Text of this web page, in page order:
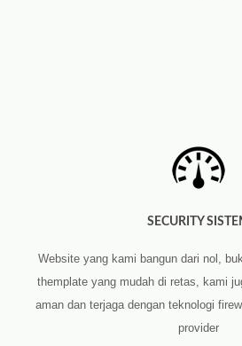
SECURITY
Website yang kami bangun dari nol,
themplate yang mudah di retas, kami
aman dan terjaga dengan teknologi
provider